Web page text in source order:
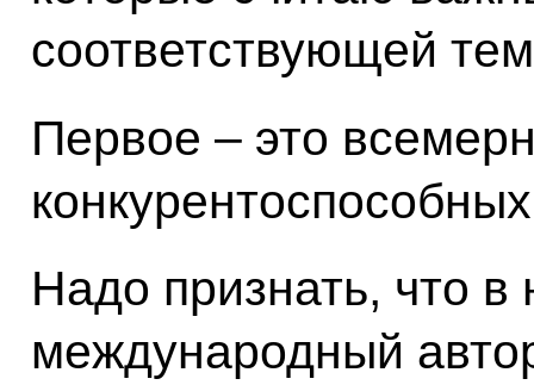
соответствующей
Первое – это
Надо признать, что
международный